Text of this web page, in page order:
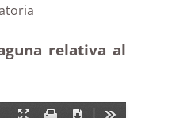
relativa al